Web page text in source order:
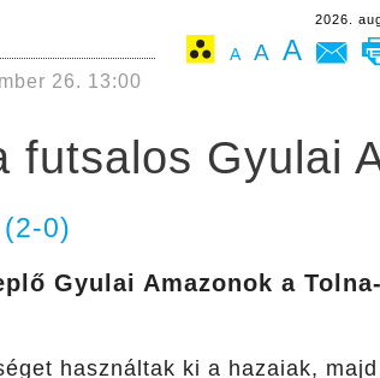
2026.
A A A
26. 13:00
futsalos Gyulai
0)
Gyulai Amazonok a
használtak ki a hazaiak,